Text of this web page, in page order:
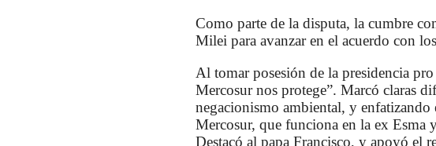
Como parte de la disputa, la cumbre
Milei para avanzar en el acuerdo con
Al tomar posesión de la presidencia
Mercosur nos protege”. Marcó claras
negacionismo ambiental, y
Mercosur, que funciona en la ex
Destacó al papa Francisco, y apoyó el